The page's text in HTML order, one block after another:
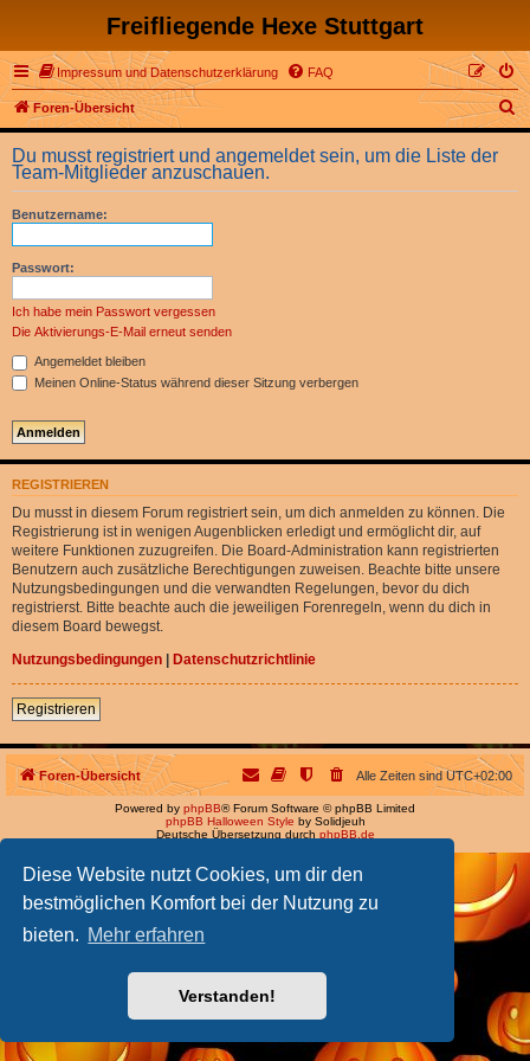
Diese Website nutzt Cookies, um dir den
bestmöglichen Komfort bei der Nutzung zu
bieten. Mehr erfahren
Verstanden!
Freifliegende Hexe Stuttgart
Impressum und Datenschutzerklärung FAQ
Foren-Übersicht
S
u
h
Du musst registriert und angemeldet sein, um die Liste der
Team-Mitglieder anzuschauen.
Benutzername:
Passwort:
Ich habe mein Passwort vergessen
Die Aktivierungs-E-Mail erneut senden
Angemeldet bleiben
Meinen Online-Status während dieser Sitzung verbergen
REGISTRIEREN
Du musst in diesem Forum registriert sein, um dich anmelden zu können. Die
Registrierung ist in wenigen Augenblicken erledigt und ermöglicht dir, auf
weitere Funktionen zuzugreifen. Die Board-Administration kann registrierten
Benutzern auch zusätzliche Berechtigungen zuweisen. Beachte bitte unsere
Nutzungsbedingungen und die verwandten Regelungen, bevor du dich
registrierst. Bitte beachte auch die jeweiligen Forenregeln, wenn du dich in
diesem Board bewegst.
Nutzungsbedingungen | Datenschutzrichtlinie
Registrieren
Foren-Übersicht Alle Zeiten sindUTC+02:00
Powered by phpBB® Forum Software © phpBB Limited
phpBB Halloween Style by Solidjeuh
Deutsche Übersetzung durch phpBB.de